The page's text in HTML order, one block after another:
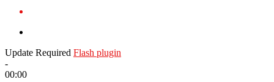
Update Required Flash plugin
-
00:00